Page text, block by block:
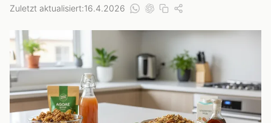
Zuletzt aktualisiert:16.4.2026